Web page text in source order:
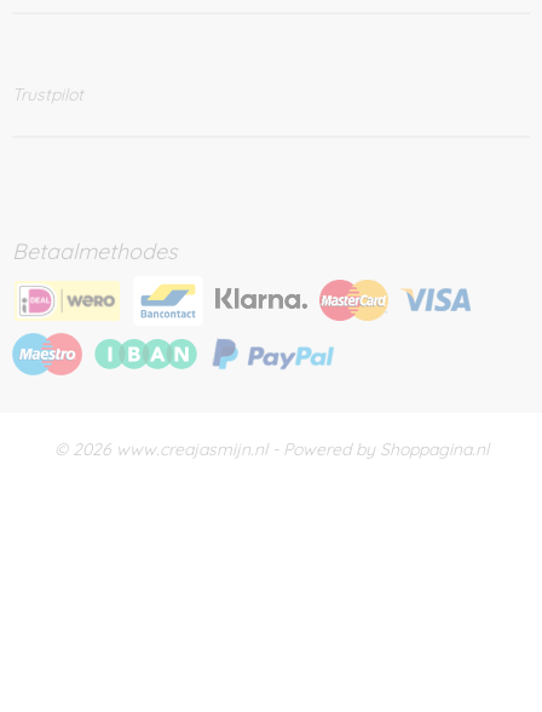
Trustpilot
Betaalmethodes
© 2026 www.creajasmijn.nl - Powered by Shoppagina.nl